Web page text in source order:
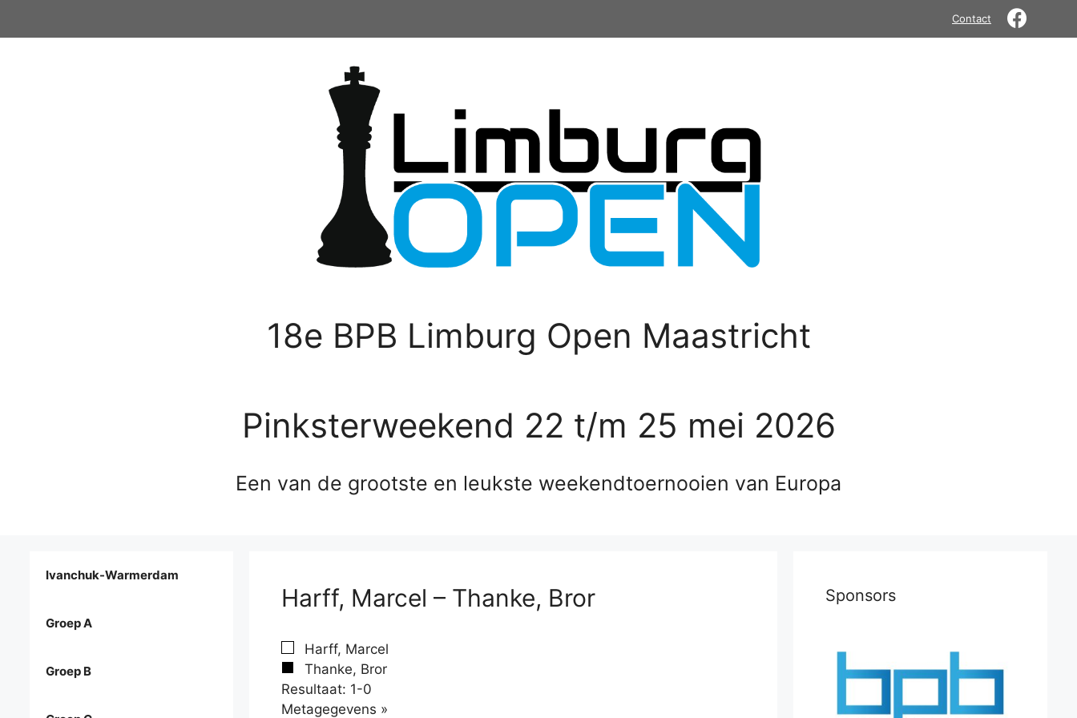
Contact
18e BPB Limburg Open Maastricht
Pinksterweekend 22 t/m 25 mei 2026
Een van de grootste en leukste weekendtoernooien van Europa
Harff, Marcel – Thanke, Bror
Harff, Marcel
Thanke, Bror
Resultaat: 1-0
Metagegevens »
Ivanchuk-Warmerdam
Groep A
Groep B
Sponsors